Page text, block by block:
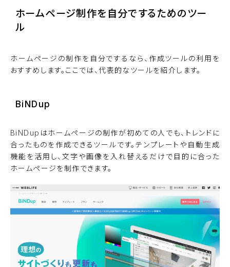
ホームページ制作を自分でするためのツー
ル
ホームページの制作を自分でするなら、作成ツールの利用を
おすすめします。ここでは、代表的なツールを紹介します。
BiNDup
BiNDupはホームページの制作が初めての人でも、トレンドに
合ったものを作成できるツールです。テンプレートや自動生成
機能を活用し、文字や画像を入れ替えるだけで目的に合った
ホームページを制作できます。